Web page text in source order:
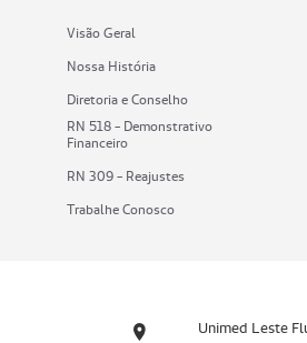
Visão Geral
Nossa História
Diretoria e Conselho
RN 518 - Demonstrativo
Financeiro
RN 309 - Reajustes
Trabalhe Conosco
Unimed Leste